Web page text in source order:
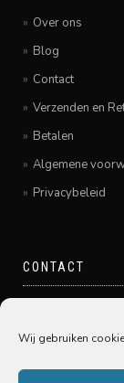
Wij gebruiken
Over ons
Blog
Contact
Verzenden en
Betalen
Algemene
Privacybeleid
CONTACT
Grote Spuistraat 20
078-6450005